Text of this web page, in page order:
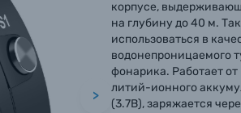
>
корпусе,
на глубину до 40 м.
использоваться в
водонепроницаемого
фонарика. Работает от
литий-ионного
(3.7В), заряжается